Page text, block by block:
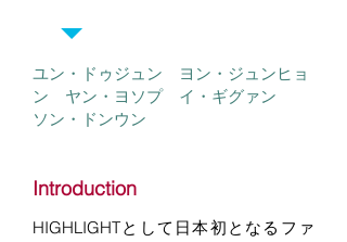
​ユン・ドゥジュン ヨン・ジュンヒョ
ン ヤン・ヨソプ​ イ・ギグァン
ソン・ドンウン
Introduction
HIGHLIGHTとして日本初となるファ